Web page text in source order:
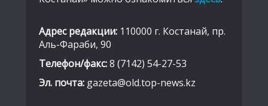
Адрес редакции: 110000 г. Костанай, пр.
Аль-Фараби, 90
Телефон/факс:8 (7142) 54-27-53
Эл. почта: gazeta@old.top-news.kz